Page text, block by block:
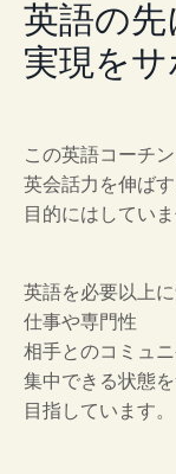
英語の
実現をサ
この英語コーチ
英会話力を伸ば
目的にはしていま
英語を必要以上
仕事や専門性
相手とのコミュ
集中できる状態
目指しています。